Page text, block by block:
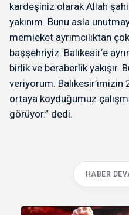
kardeşiniz olarak Allah
yakınım. Bunu asla
memleket ayrımcılıktan
başşehriyiz. Balıkesir’e
birlik ve beraberlik yakışır.
veriyorum.
ortaya koyduğumuz
görüyor.” dedi.
HABER